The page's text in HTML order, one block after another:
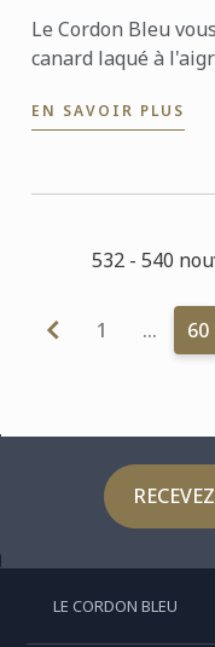
Le Cordon Bleu
canard laqué à
acides
EN SAVOIR PLUS
532 - 540
1 … 60
LE CORDON BLEU